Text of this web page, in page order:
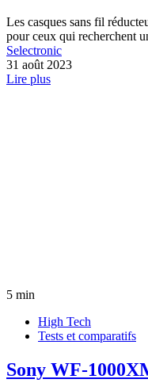
Les casques sans fil
pour ceux qui recherchent
Selectronic
31 août 2023
Lire plus
5 min
High Tech
Tests et comparatifs
Sony WF-